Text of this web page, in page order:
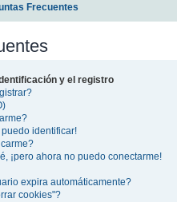
Frecuentes
y el registro
puedo identificar!
¡pero ahora no puedo conectarme!
expira automáticamente?
cookies"?